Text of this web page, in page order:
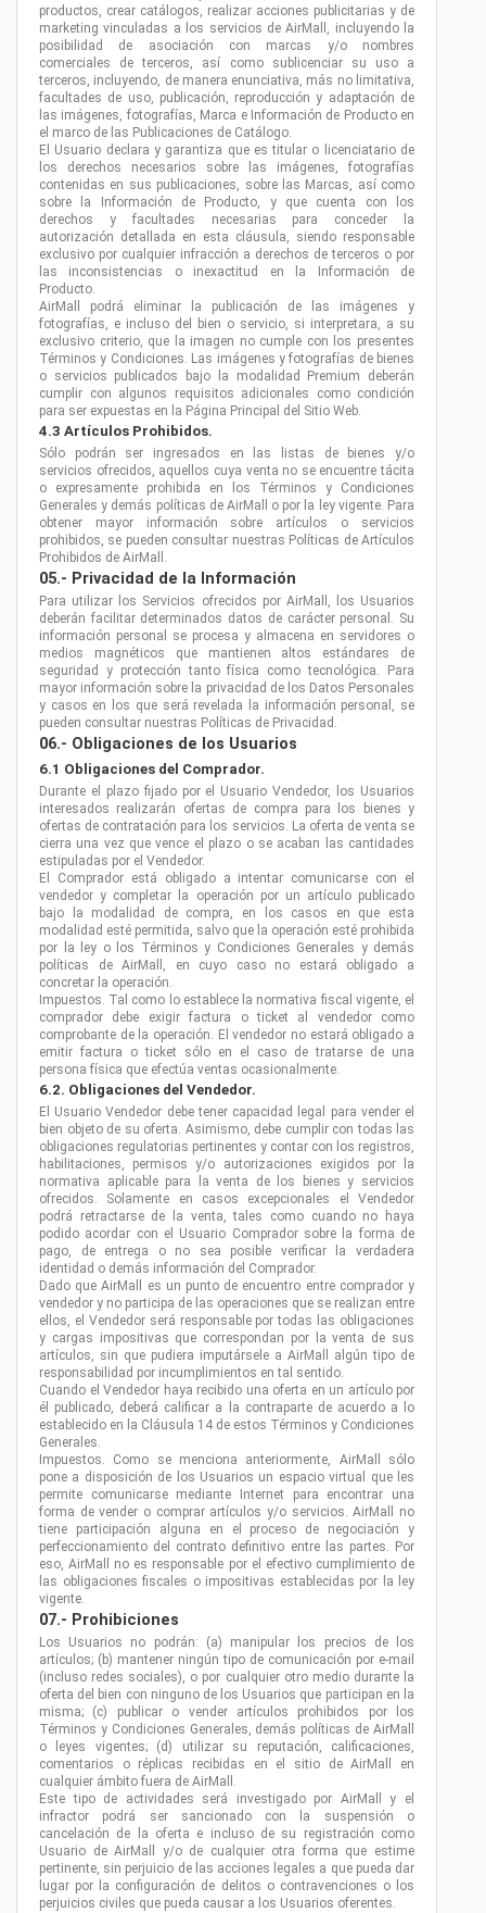
productos, crear catálogos, realizar acciones publicitarias y de
marketing vinculadas a los servicios de AirMall, incluyendo la
posibilidad de asociación con marcas y/o nombres
comerciales de terceros, así como sublicenciar su uso a
terceros, incluyendo, de manera enunciativa, más no limitativa,
facultades de uso, publicación, reproducción y adaptación de
las imágenes, fotografías, Marca e Información de Producto en
el marco de las Publicaciones de Catálogo.
El Usuario declara y garantiza que es titular o licenciatario de
los derechos necesarios sobre las imágenes, fotografías
contenidas en sus publicaciones, sobre las Marcas, así como
sobre la Información de Producto, y que cuenta con los
derechos y facultades necesarias para conceder la
autorización detallada en esta cláusula, siendo responsable
exclusivo por cualquier infracción a derechos de terceros o por
las inconsistencias o inexactitud en la Información de
Producto.
AirMall podrá eliminar la publicación de las imágenes y
fotografías, e incluso del bien o servicio, si interpretara, a su
exclusivo criterio, que la imagen no cumple con los presentes
Términos y Condiciones. Las imágenes y fotografías de bienes
o servicios publicados bajo la modalidad Premium deberán
cumplir con algunos requisitos adicionales como condición
para ser expuestas en la Página Principal del Sitio Web.
4.3 Artículos Prohibidos.
Sólo podrán ser ingresados en las listas de bienes y/o
servicios ofrecidos, aquellos cuya venta no se encuentre tácita
o expresamente prohibida en los Términos y Condiciones
Generales y demás políticas de AirMall o por la ley vigente. Para
obtener mayor información sobre artículos o servicios
prohibidos, se pueden consultar nuestras Políticas de Artículos
Prohibidos de AirMall.
05.- Privacidad de la Información
Para utilizar los Servicios ofrecidos por AirMall, los Usuarios
deberán facilitar determinados datos de carácter personal. Su
información personal se procesa y almacena en servidores o
medios magnéticos que mantienen altos estándares de
seguridad y protección tanto física como tecnológica. Para
mayor información sobre la privacidad de los Datos Personales
y casos en los que será revelada la información personal, se
pueden consultar nuestras Políticas de Privacidad.
06.- Obligaciones de los Usuarios
6.1 Obligaciones del Comprador.
Durante el plazo fijado por el Usuario Vendedor, los Usuarios
interesados realizarán ofertas de compra para los bienes y
ofertas de contratación para los servicios. La oferta de venta se
cierra una vez que vence el plazo o se acaban las cantidades
estipuladas por el Vendedor.
El Comprador está obligado a intentar comunicarse con el
vendedor y completar la operación por un artículo publicado
bajo la modalidad de compra, en los casos en que esta
modalidad esté permitida, salvo que la operación esté prohibida
por la ley o los Términos y Condiciones Generales y demás
políticas de AirMall, en cuyo caso no estará obligado a
concretar la operación.
Impuestos. Tal como lo establece la normativa fiscal vigente, el
comprador debe exigir factura o ticket al vendedor como
comprobante de la operación. El vendedor no estará obligado a
emitir factura o ticket sólo en el caso de tratarse de una
persona física que efectúa ventas ocasionalmente.
6.2. Obligaciones del Vendedor.
El Usuario Vendedor debe tener capacidad legal para vender el
bien objeto de su oferta. Asimismo, debe cumplir con todas las
obligaciones regulatorias pertinentes y contar con los registros,
habilitaciones, permisos y/o autorizaciones exigidos por la
normativa aplicable para la venta de los bienes y servicios
ofrecidos. Solamente en casos excepcionales el Vendedor
podrá retractarse de la venta, tales como cuando no haya
podido acordar con el Usuario Comprador sobre la forma de
pago, de entrega o no sea posible verificar la verdadera
identidad o demás información del Comprador.
Dado que AirMall es un punto de encuentro entre comprador y
vendedor y no participa de las operaciones que se realizan entre
ellos, el Vendedor será responsable por todas las obligaciones
y cargas impositivas que correspondan por la venta de sus
artículos, sin que pudiera imputársele a AirMall algún tipo de
responsabilidad por incumplimientos en tal sentido.
Cuando el Vendedor haya recibido una oferta en un artículo por
él publicado, deberá calificar a la contraparte de acuerdo a lo
establecido en la Cláusula 14 de estos Términos y Condiciones
Generales.
Impuestos. Como se menciona anteriormente, AirMall sólo
pone a disposición de los Usuarios un espacio virtual que les
permite comunicarse mediante Internet para encontrar una
forma de vender o comprar artículos y/o servicios. AirMall no
tiene participación alguna en el proceso de negociación y
perfeccionamiento del contrato definitivo entre las partes. Por
eso, AirMall no es responsable por el efectivo cumplimiento de
las obligaciones fiscales o impositivas establecidas por la ley
vigente.
07.- Prohibiciones
Los Usuarios no podrán: (a) manipular los precios de los
artículos; (b) mantener ningún tipo de comunicación por e-mail
(incluso redes sociales), o por cualquier otro medio durante la
oferta del bien con ninguno de los Usuarios que participan en la
misma; (c) publicar o vender artículos prohibidos por los
Términos y Condiciones Generales, demás políticas de AirMall
o leyes vigentes; (d) utilizar su reputación, calificaciones,
comentarios o réplicas recibidas en el sitio de AirMall en
cualquier ámbito fuera de AirMall.
Este tipo de actividades será investigado por AirMall y el
infractor podrá ser sancionado con la suspensión o
cancelación de la oferta e incluso de su registración como
Usuario de AirMall y/o de cualquier otra forma que estime
pertinente, sin perjuicio de las acciones legales a que pueda dar
lugar por la configuración de delitos o contravenciones o los
perjuicios civiles que pueda causar a los Usuarios oferentes.